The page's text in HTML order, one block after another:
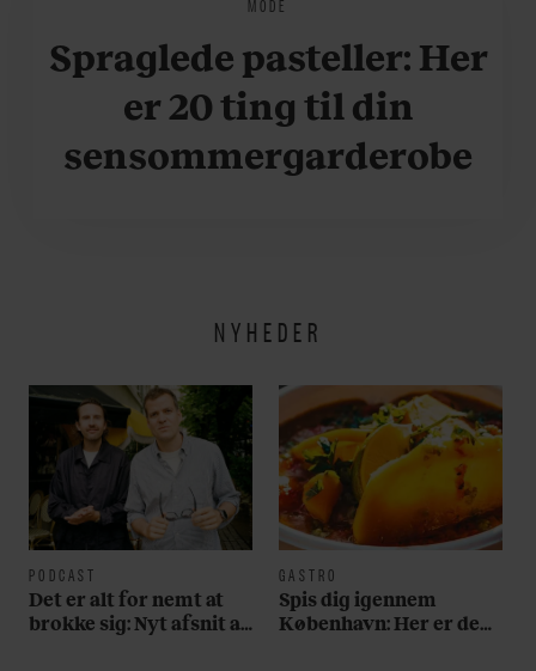
Spraglede pasteller: Her
er 20 ting til din
sensommergarderobe
NYHEDER
PODCAST
Det er alt for nemt at
brokke sig: Nyt afsnit af
GASTRO
Spis dig igennem
København: Her er de